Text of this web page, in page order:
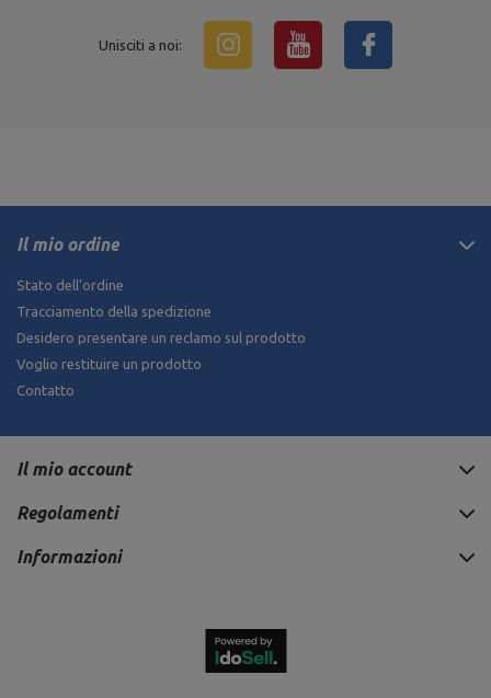
Unisciti a noi:
Il mio ordine
Stato dell'ordine
Tracciamento della spedizione
Desidero presentare un reclamo sul prodotto
Voglio restituire un prodotto
Contatto
Il mio account
Regolamenti
Informazioni